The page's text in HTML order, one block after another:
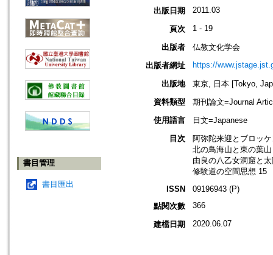
書目管理
書目匯出
出版日期 2011.03
頁次 1 - 19
出版者
仏教文化学会
出版者網址
https://
出版地
東京, 日本 [Tokyo,
資料類型
期刊論文=Journal
使用語言
日文=Japanese
目次
阿弥陀来迎とブロッ
北の鳥海山と東の葉
由良の八乙女洞窟と
修験道の空間思想 15
ISSN
09196943 (P)
點閱次數
366
建檔日期 2020.06.07